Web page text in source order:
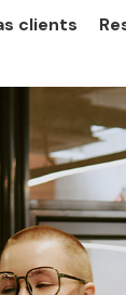
clients